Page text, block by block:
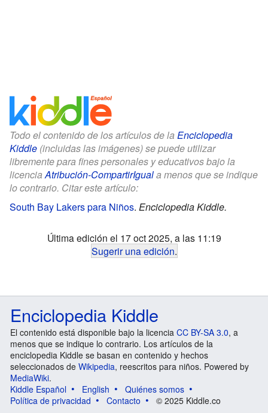
Todo el contenido de los artículos de la Enciclopedia
Kiddle (incluidas las imágenes) se puede utilizar
libremente para fines personales y educativos bajo la
licenciaAtribución-CompartirIguala menos que se indique
lo contrario. Citar este artículo:
South Bay Lakers para Niños. Enciclopedia Kiddle.
Última edición el 17 oct 2025, a las 11:19
Sugerir una edición.
Enciclopedia Kiddle
El contenido está disponible bajo la licencia CC BY-SA 3.0, a
menos que se indique lo contrario. Los artículos de la
enciclopedia Kiddle se basan en contenido y hechos
seleccionados de Wikipedia, reescritos para niños. Powered by
MediaWiki.
Kiddle Español
English
Quiénes somos
Política de privacidad
Contacto © 2025 Kiddle.co